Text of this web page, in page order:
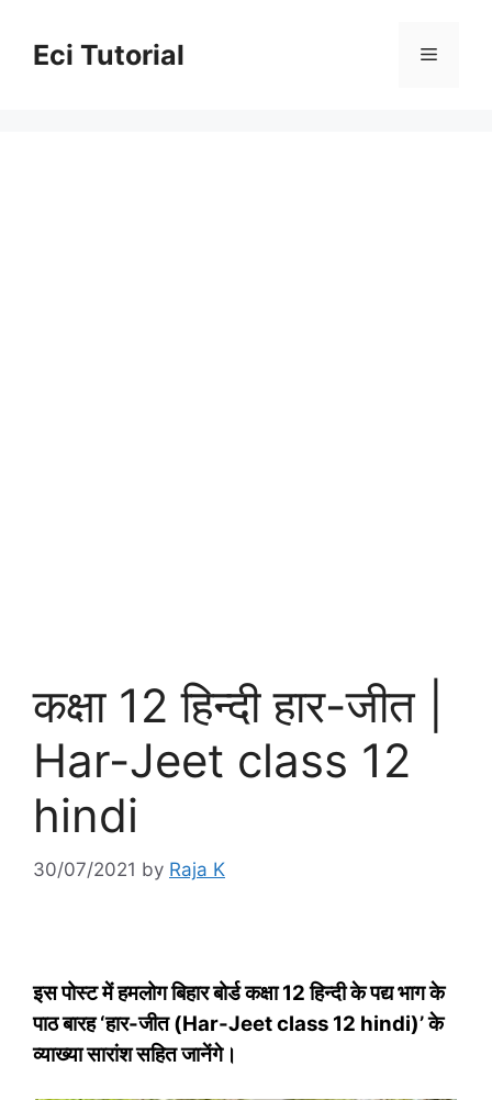
contentEci Tutorial Menu
कक्षा 12 हिन्‍दी हार-जीत |
Har-Jeet class 12
hindi
30/07/2021 by Raja K
इस पोस्‍ट में हमलोग बिहार बोर्ड कक्षा 12 हिन्‍दी के पद्य भाग के
पाठ बारह ‘हार-जीत (Har-Jeet class 12 hindi)’ के
व्‍याख्‍या सारांश सहित जानेंगे।